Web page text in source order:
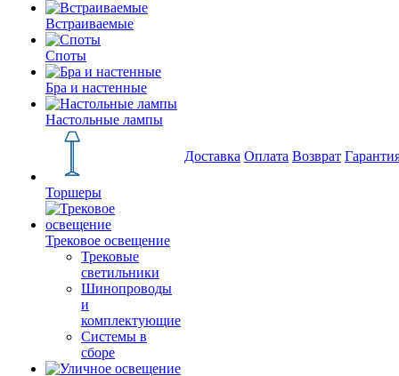
Встраиваемые
Споты
Бра и настенные
Настольные лампы
Торшеры
Трековое освещение
Трековые
светильники
Шинопроводы
и
комплектующие
Системы в
сборе
Доставка Оплата Возврат